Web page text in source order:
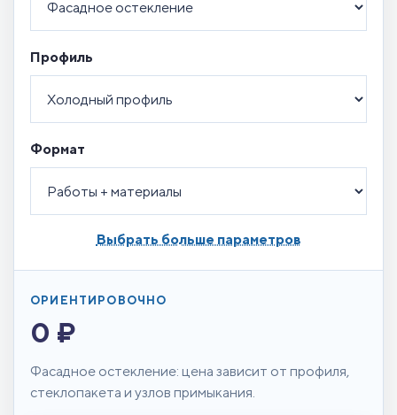
Профиль
Формат
Выбрать больше параметров
ОРИЕНТИРОВОЧНО
0 ₽
Фасадное остекление: цена зависит от профиля,
стеклопакета и узлов примыкания.